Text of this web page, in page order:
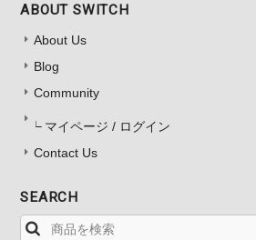
ABOUT SWITCH
About Us
Blog
Community
マイページ / ログイン
Contact Us
SEARCH